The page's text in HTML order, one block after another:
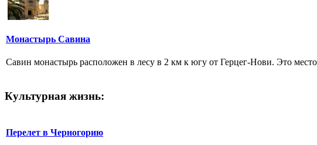
Монастырь Савина
Савин монастырь расположен в лесу в 2 км к югу от Герцег-Нови. Это
Культурная жизнь:
Перелет в Черногорию